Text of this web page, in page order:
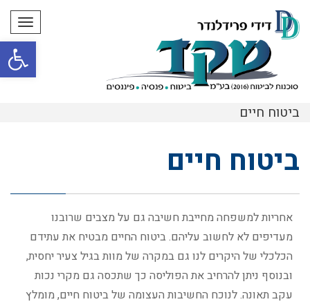
פתח
ביטוח חיים
ביטוח חיים
אחריות למשפחה מחייבת חשיבה גם על מצבים שרובנו
מעדיפים לא לחשוב עליהם. ביטוח החיים מבטיח את עתידם
הכלכלי של היקרים לנו גם במקרה של מוות בגיל צעיר יחסית,
ובנוסף ניתן להרחיב את הפוליסה כך שתכסה גם מקרי נכות
עקב תאונה. לנוכח החשיבות העצומה של ביטוח חיים, מומלץ